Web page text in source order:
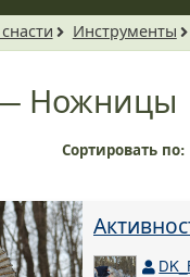
Инструменты
Ножницы
Сортировать по: